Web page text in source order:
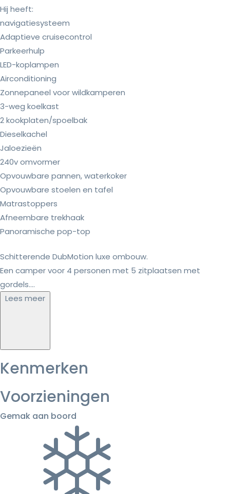
Hij heeft:
navigatiesysteem
Adaptieve cruisecontrol
Parkeerhulp
LED-koplampen
Airconditioning
Zonnepaneel voor wildkamperen
3-weg koelkast
2 kookplaten/spoelbak
Dieselkachel
Jaloezieën
240v omvormer
Opvouwbare pannen, waterkoker
Opvouwbare stoelen en tafel
Matrastoppers
Afneembare trekhaak
Panoramische pop-top
Schitterende DubMotion luxe ombouw.
Een camper voor 4 personen met 5 zitplaatsen met
gordels....
Lees meer
Kenmerken
Voorzieningen
Gemak aan boord